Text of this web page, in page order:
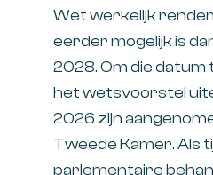
Wet werkelijk
eerder mogelijk is
2028. Om die datum
het wetsvoorstel
2026 zijn
Tweede Kamer. Als
parlementaire